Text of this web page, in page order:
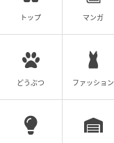
トップ マンガ
どうぶつ ファッション